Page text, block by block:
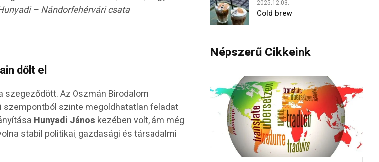
– Nándorfehérvári csata
dőlt el
szegeződött. Az Oszmán Birodalom
szempontból szinte megoldhatatlan feladat
Hunyadi János kezében volt, ám még
stabil politikai, gazdasági és társadalmi
2025.12.03.
Cold brew
Népszerű Cikkeink